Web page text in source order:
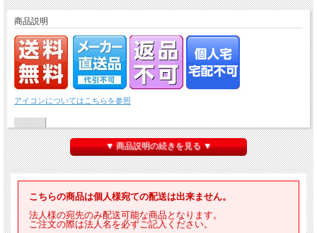
商品説明
アイコンについてはこちらを参照
▼ 商品説明の続きを見る ▼
こちらの商品は個人様宛ての配送は出来ません。
法人様の宛先のみ配送可能な商品となります。
ご注文の際は法人名を必ずご記入ください。